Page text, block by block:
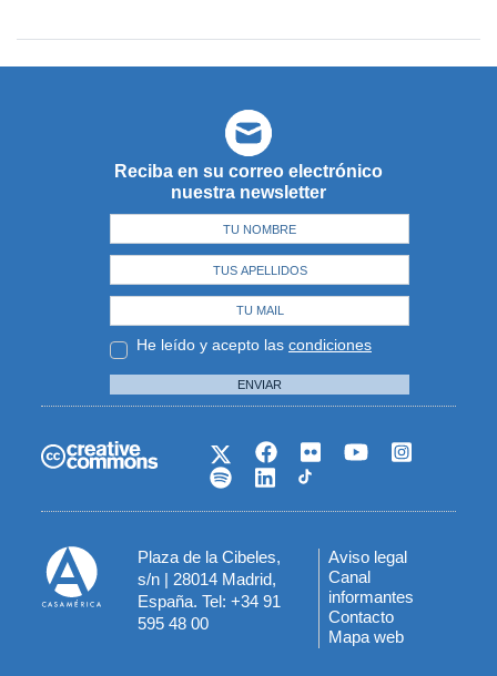
Reciba en su correo electrónico
nuestra newsletter
He leído y acepto las condiciones
ENVIAR
Plaza de la Cibeles,
s/n | 28014 Madrid,
España. Tel: +34 91
595 48 00
Menú
del
pie
Aviso legal
Canal
informantes
Contacto
Mapa web